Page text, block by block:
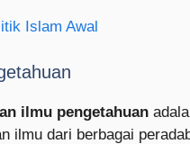
Islam Awal
ilmu pengetahuan
ilmu dari berbagai